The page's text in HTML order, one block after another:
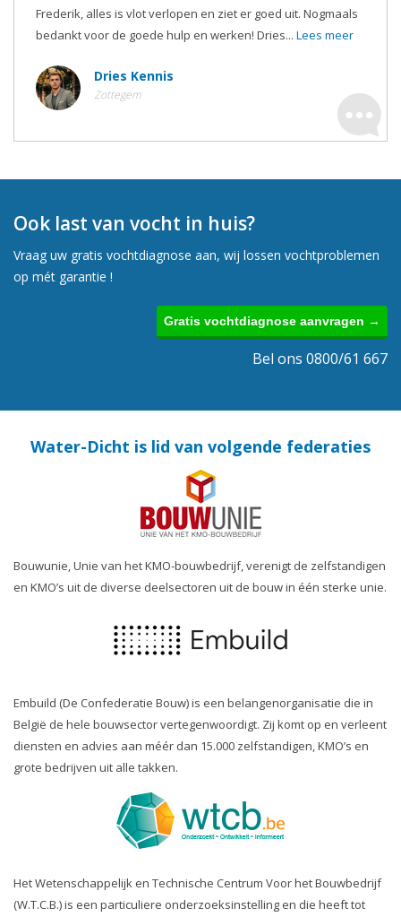
Frederik, alles is vlot verlopen en ziet er goed uit. Nogmaals
bedankt voor de goede hulp en werken! Dries... Lees meer
Dries Kennis
Zottegem
Ook last van vocht in huis?
Vraag uw gratis vochtdiagnose aan, wij lossen vochtproblemen
op mét garantie !
Gratis vochtdiagnose aanvragen →
Bel ons 0800/61 667
Water-Dicht is lid van volgende federaties
Bouwunie, Unie van het KMO-bouwbedrijf, verenigt de zelfstandigen
en KMO’s uit de diverse deelsectoren uit de bouw in één sterke unie.
Embuild (De Confederatie Bouw) is een belangenorganisatie die in
België de hele bouwsector vertegenwoordigt. Zij komt op en verleent
diensten en advies aan méér dan 15.000 zelfstandigen, KMO’s en
grote bedrijven uit alle takken.
Het Wetenschappelijk en Technische Centrum Voor het Bouwbedrijf
(W.T.C.B.) is een particuliere onderzoeksinstelling en die heeft tot